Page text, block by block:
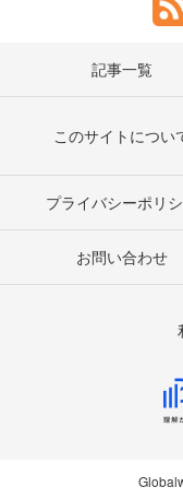
記事一覧
このサイトについ
プライバシーポリ
お問い合わせ